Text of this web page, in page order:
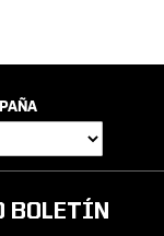
BOLETÍN